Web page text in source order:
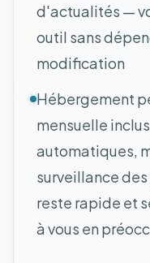
d'actualités —
outil sans
modification
Hébergement
mensuelle
automatiques,
surveillance
reste rapide et
à vous en